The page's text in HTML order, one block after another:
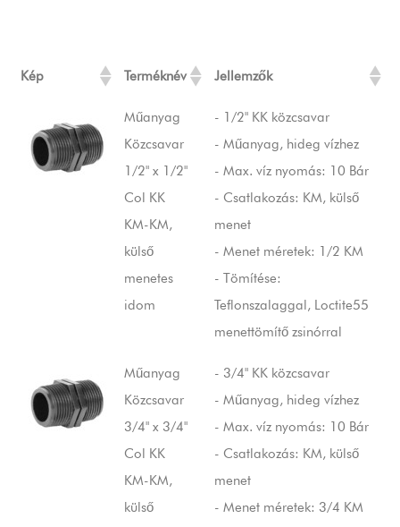
Kép Terméknév Jellemzők
Műanyag
Közcsavar
1/2" x 1/2"
Col KK
KM-KM,
külső
menetes
idom
- 1/2" KK közcsavar
- Műanyag, hideg vízhez
- Max. víz nyomás: 10 Bár
- Csatlakozás: KM, külső
menet
- Menet méretek: 1/2 KM
- Tömítése:
Teflonszalaggal, Loctite55
menettömítő zsinórral
Műanyag
Közcsavar
3/4" x 3/4"
Col KK
KM-KM,
külső
- 3/4" KK közcsavar
- Műanyag, hideg vízhez
- Max. víz nyomás: 10 Bár
- Csatlakozás: KM, külső
menet
- Menet méretek: 3/4 KM